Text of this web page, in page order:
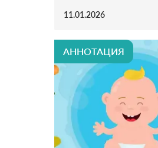
11.01.2026
АННОТАЦИЯ